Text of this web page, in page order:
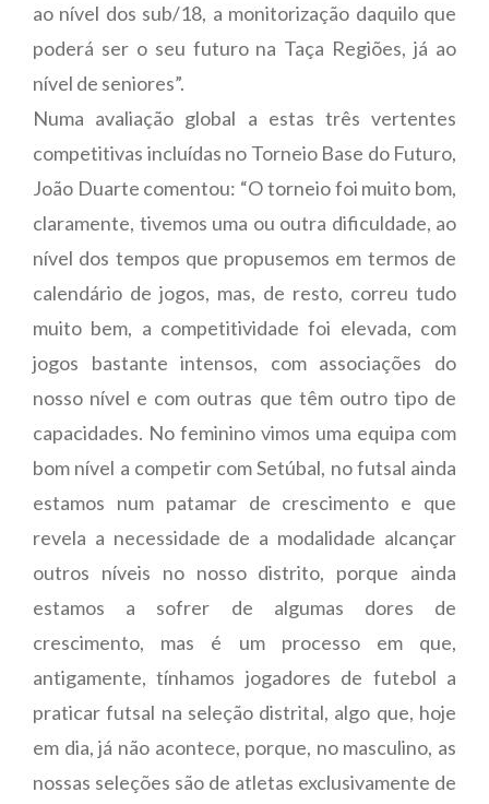
ao nível dos sub/18, a monitorização daquilo que
poderá ser o seu futuro na Taça Regiões, já ao
nível de seniores”.
Numa avaliação global a estas três vertentes
competitivas incluídas no Torneio Base do Futuro,
João Duarte comentou: “O torneio foi muito bom,
claramente, tivemos uma ou outra dificuldade, ao
nível dos tempos que propusemos em termos de
calendário de jogos, mas, de resto, correu tudo
muito bem, a competitividade foi elevada, com
jogos bastante intensos, com associações do
nosso nível e com outras que têm outro tipo de
capacidades. No feminino vimos uma equipa com
bom nível a competir com Setúbal, no futsal ainda
estamos num patamar de crescimento e que
revela a necessidade de a modalidade alcançar
outros níveis no nosso distrito, porque ainda
estamos a sofrer de algumas dores de
crescimento, mas é um processo em que,
antigamente, tínhamos jogadores de futebol a
praticar futsal na seleção distrital, algo que, hoje
em dia, já não acontece, porque, no masculino, as
nossas seleções são de atletas exclusivamente de